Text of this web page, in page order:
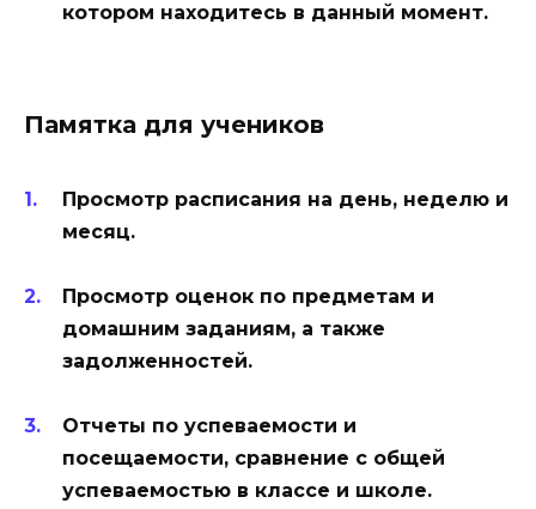
котором находитесь в данный момент.
Памятка для учеников
Просмотр расписания на день, неделю и
месяц.
Просмотр оценок по предметам и
домашним заданиям, а также
задолженностей.
Отчеты по успеваемости и
посещаемости, сравнение с общей
успеваемостью в классе и школе.